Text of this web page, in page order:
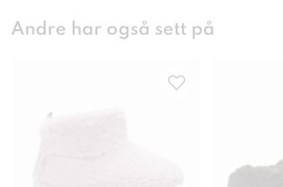
Andre har også sett på